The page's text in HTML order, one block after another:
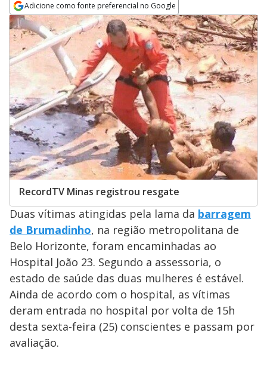
Adicione como fonte preferencial no Google
Opens in new window
RecordTV Minas registrou resgate
Duas vítimas atingidas pela lama da barragem
de Brumadinho, na região metropolitana de
Belo Horizonte, foram encaminhadas ao
Hospital João 23. Segundo a assessoria, o
estado de saúde das duas mulheres é estável.
Ainda de acordo com o hospital, as vítimas
deram entrada no hospital por volta de 15h
desta sexta-feira (25) conscientes e passam por
avaliação.